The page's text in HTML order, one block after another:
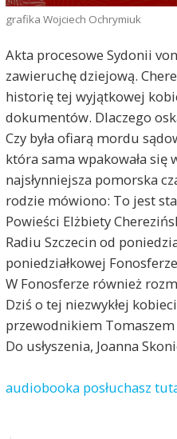
grafika Wojciech Ochrymiuk
Akta procesowe Sydonii
zawieruchę dziejową.
historię tej wyjątkowej
dokumentów. Dlaczego
Czy była ofiarą mordu
która sama wpakowała się
najsłynniejsza pomorska
rodzie mówiono: To jest
Powieści Elżbiety
Radiu Szczecin od
poniedziałkowej
W Fonosferze również
Dziś o tej niezwykłej
przewodnikiem
Do usłyszenia, Joanna
audiobooka posłuchasz